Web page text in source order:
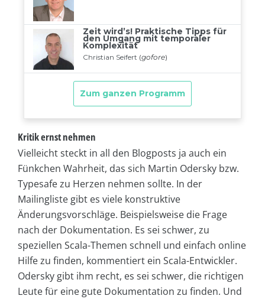
Kritik ernst nehmen
Vielleicht steckt in all den Blogposts ja auch ein
Fünkchen Wahrheit, das sich Martin Odersky bzw.
Typesafe zu Herzen nehmen sollte. In der
Mailingliste gibt es viele konstruktive
Änderungsvorschläge. Beispielsweise die Frage
nach der Dokumentation. Es sei schwer, zu
speziellen Scala-Themen schnell und einfach online
Hilfe zu finden, kommentiert ein Scala-Entwickler.
Odersky gibt ihm recht, es sei schwer, die richtigen
Leute für eine gute Dokumentation zu finden. Und